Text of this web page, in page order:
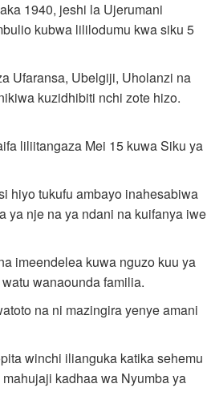
1940, jeshi la Ujerumani
kubwa lililodumu kwa siku 5
Ufaransa, Ubelgiji, Uholanzi na
kuzidhibiti nchi zote hizo.
liliitangaza Mei 15 kuwa Siku ya
hiyo tukufu ambayo inahesabiwa
ya nje na ya ndani na kuifanya iwe
imeendelea kuwa nguzo kuu ya
wanaounda familia.
na ni mazingira yenye amani
winchi ilianguka katika sehemu
kadhaa wa Nyumba ya